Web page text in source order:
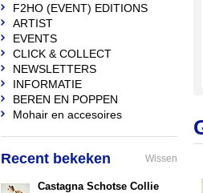
F2HO (EVENT) EDITIONS
ARTIST
EVENTS
CLICK & COLLECT
NEWSLETTERS
INFORMATIE
BEREN EN POPPEN
Mohair en accesoires
Recent bekeken Wissen
Castagna Schotse Collie